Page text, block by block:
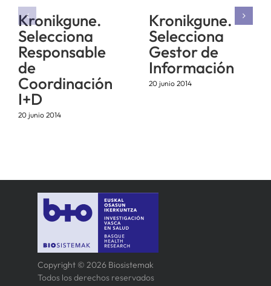
Kronikgune.
Selecciona
Responsable
de
Coordinación
I+D
20 junio 2014
Kronikgune.
Selecciona
Gestor de
Información
20 junio 2014
Copyright © 2026 Biosistemak
Todos los derechos reservados